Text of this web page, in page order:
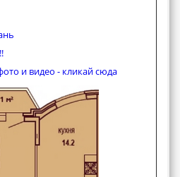
и видео - кликай сюда